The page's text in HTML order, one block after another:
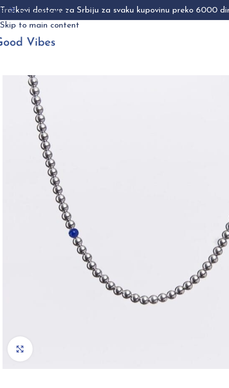
Skip to navigation
Skip to main content
Troškovi dostave za Srbiju za svaku kupovinu preko 6000